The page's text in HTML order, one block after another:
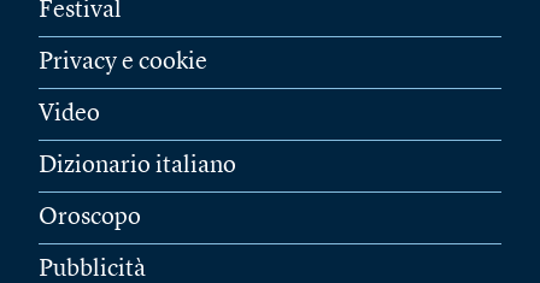
Festival
Privacy e cookie
Video
Dizionario italiano
Oroscopo
Pubblicità